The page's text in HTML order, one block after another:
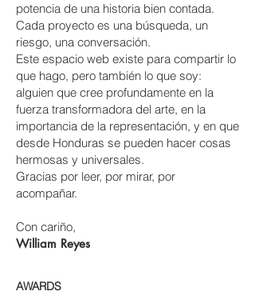
potencia de una historia bien contada.
Cada proyecto es una búsqueda, un
riesgo, una conversación.
Este espacio web existe para compartir lo
que hago, pero también lo que soy:
alguien que cree profundamente en la
fuerza transformadora del arte, en la
importancia de la representación, y en que
desde Honduras se pueden hacer cosas
hermosas y universales.
Gracias por leer, por mirar, por
acompañar.
Con cariño,
William Reyes
AWARDS